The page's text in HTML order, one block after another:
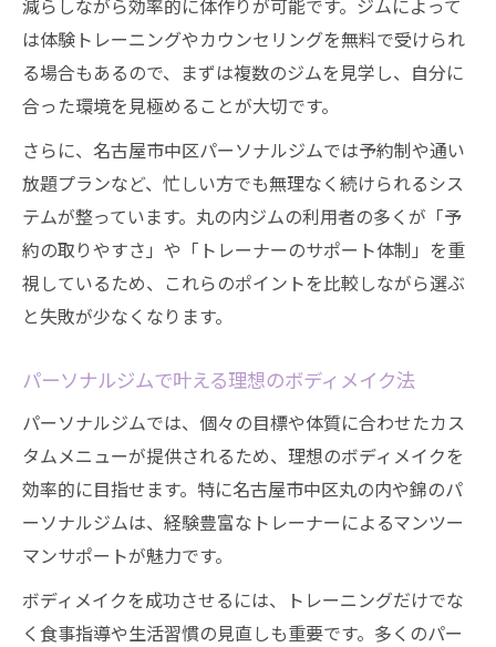
減らしながら効率的に体作りが可能です。ジムによって
は体験トレーニングやカウンセリングを無料で受けられ
る場合もあるので、まずは複数のジムを見学し、自分に
合った環境を見極めることが大切です。
さらに、名古屋市中区パーソナルジムでは予約制や通い
放題プランなど、忙しい方でも無理なく続けられるシス
テムが整っています。丸の内ジムの利用者の多くが「予
約の取りやすさ」や「トレーナーのサポート体制」を重
視しているため、これらのポイントを比較しながら選ぶ
と失敗が少なくなります。
パーソナルジムで叶える理想のボディメイク法
パーソナルジムでは、個々の目標や体質に合わせたカス
タムメニューが提供されるため、理想のボディメイクを
効率的に目指せます。特に名古屋市中区丸の内や錦のパ
ーソナルジムは、経験豊富なトレーナーによるマンツー
マンサポートが魅力です。
ボディメイクを成功させるには、トレーニングだけでな
く食事指導や生活習慣の見直しも重要です。多くのパー